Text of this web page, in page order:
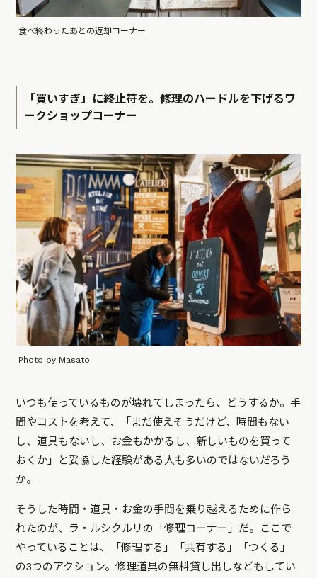
食べ終わったあとの返却コーナー
「買いすぎ」に終止符を。修理のハードルを下げるワ
ークショップコーナー
Photo by Masato
いつも使っているものが壊れてしまったら、どうするか。手
間やコストを考えて、「まだ使えそうだけど、時間もない
し、道具もないし、お金もかかるし、新しいものを買って
おくか」と妥協した経験がある人も多いのではないだろう
か。
そうした時間・道具・お金の手間を乗り越えるために作ら
れたのが、ラ・ルシクルリの「修理コーナー」だ。ここで
やっていることは、「修理する」「共有する」「つくる」
の3つのアクション。修理道具の無料貸し出しなどもしてい